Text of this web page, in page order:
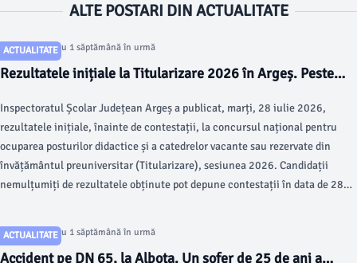
ALTE POSTARI DIN ACTUALITATE
ACTUALITATE
Articol postat cu 1 săptămână în urmă
Rezultatele inițiale la Titularizare 2026 în Argeș. Peste
Inspectoratul Școlar Județean Argeș a publicat, marți, 28 iulie 2026,
rezultatele inițiale, înainte de contestații, la concursul național pentru
ocuparea posturilor didactice și a catedrelor vacante sau rezervate din
învățământul preuniversitar (Titularizare), sesiunea 2026. Candidații
nemulțumiți de rezultatele obținute pot depune contestații în data de 28
ACTUALITATE
Articol postat cu 1 săptămână în urmă
Accident pe DN 65, la Albota. Un șofer de 25 de ani a